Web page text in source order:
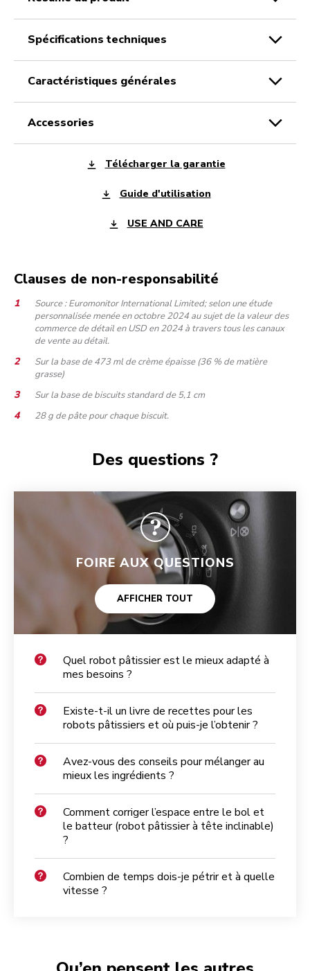
spécifications techniques
caractéristiques générales
accessories
Télécharger la garantie
Guide d'utilisation
USE AND CARE
Clauses de non-responsabilité
Source : Euromonitor International Limited; selon une étude
personnalisée menée en octobre 2024 au sujet de la valeur des
commerce de détail en USD en 2024 à travers tous les canaux
de vente au détail.
Sur la base de 473 ml de crème épaisse (36 % de matière
grasse)
Sur la base de biscuits standard de 5,1 cm
28 g de pâte pour chaque biscuit.
Des questions ?
FOIRE AUX QUESTIONS
AFFICHER TOUT
Quel robot pâtissier est le mieux adapté à
mes besoins ?
Existe-t-il un livre de recettes pour les
robots pâtissiers et où puis-je l’obtenir ?
Avez-vous des conseils pour mélanger au
mieux les ingrédients ?
Comment corriger l’espace entre le bol et
le batteur (robot pâtissier à tête inclinable)
?
Combien de temps dois-je pétrir et à quelle
vitesse ?